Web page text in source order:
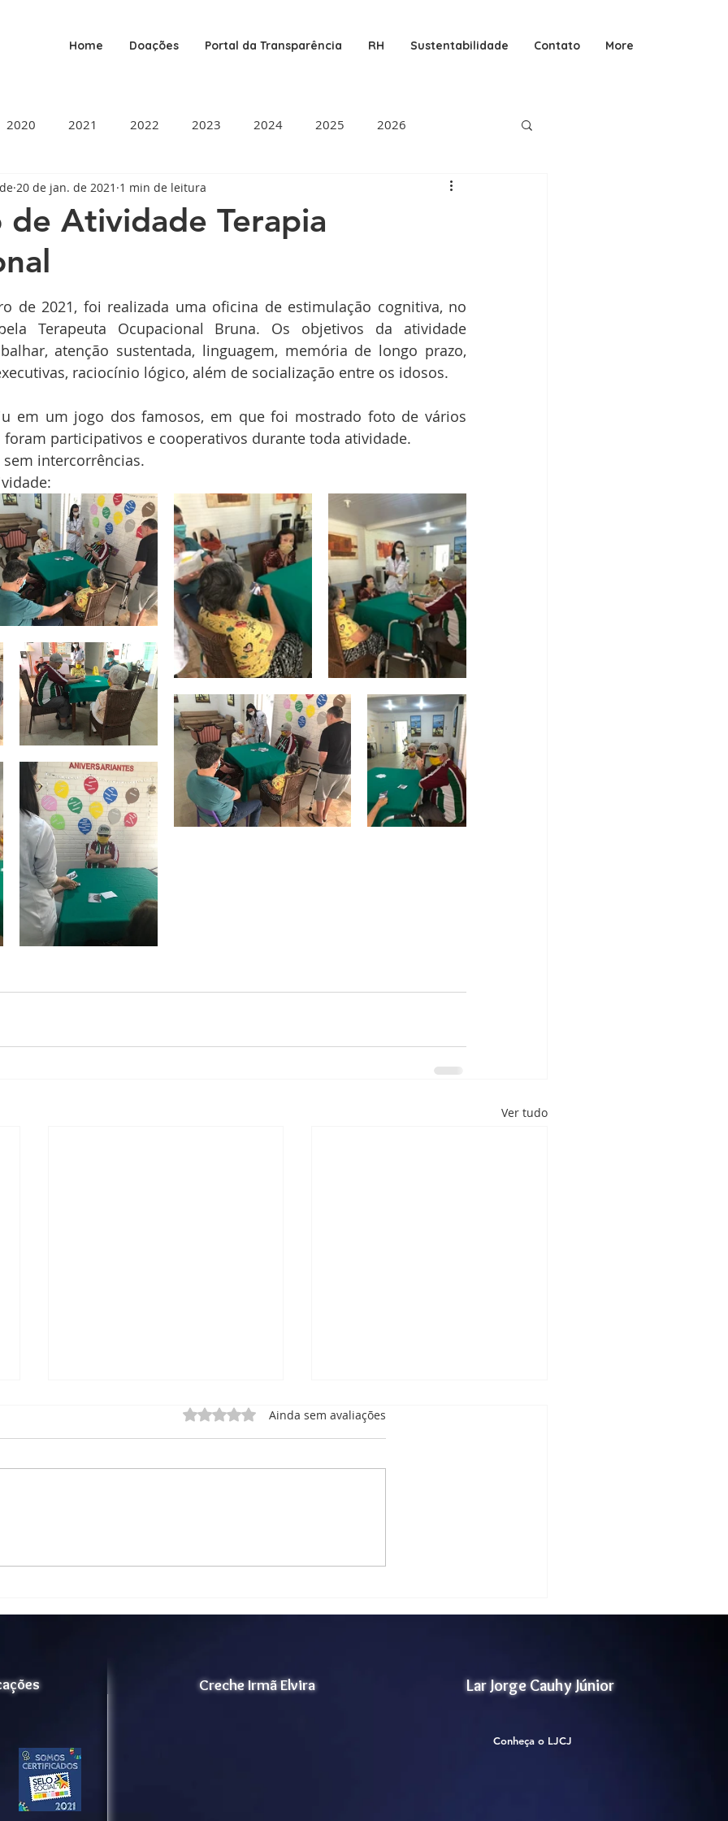
Home Doações Portal da Transparência RH Sustentabilidade Contato More
2020 2021 2022 2023 2024 2025 2026
de Atividade Terapia
20 de jan. de 2021 1 min de leitura
de 2021, foi realizada uma oficina de estimulação cognitiva, no
pela Terapeuta Ocupacional Bruna. Os objetivos da atividade
atenção sustentada, linguagem, memória de longo prazo,
raciocínio lógico, além de socialização entre os idosos.
em um jogo dos famosos, em que foi mostrado foto de vários
participativos e cooperativos durante toda atividade.
intercorrências.
Ver tudo
Avaliado com 0 de 5 estrelas.
Ainda sem avaliações
Creche Irmã Elvira Lar Jorge Cauhy Júnior
Conheça o LJCJ